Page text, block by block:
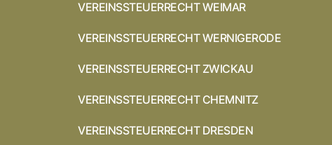
VEREINSSTEUERRECHT WEIMAR
VEREINSSTEUERRECHT WERNIGERODE
VEREINSSTEUERRECHT ZWICKAU
VEREINSSTEUERRECHT CHEMNITZ
VEREINSSTEUERRECHT DRESDEN